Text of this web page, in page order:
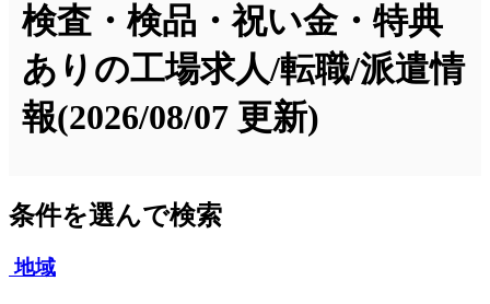
検査・検品・祝い金・特典
ありの工場求人/転職/派遣情
報(2026/08/07 更新)
条件を選んで検索
地域